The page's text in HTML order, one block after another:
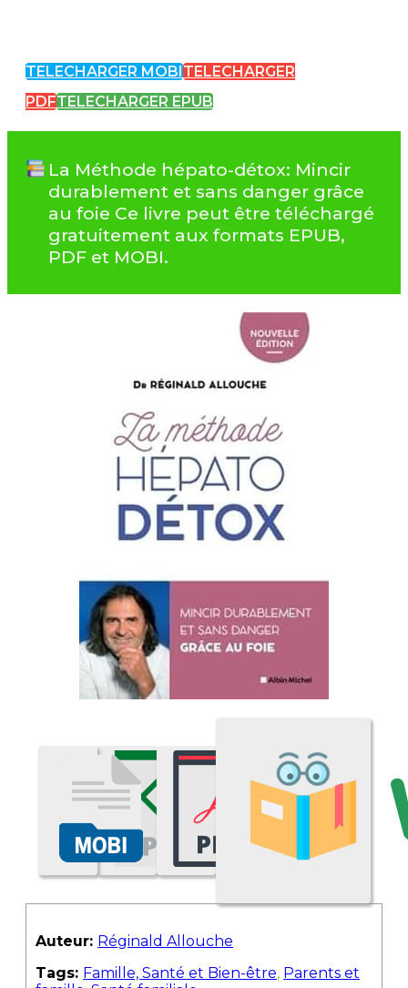
TELECHARGER MOBI TELECHARGER
PDFTELECHARGER EPUB
La Méthode hépato-détox: Mincir
durablement et sans danger grâce
au foie Ce livre peut être téléchargé
gratuitement aux formats EPUB,
PDF et MOBI.
Auteur: Réginald Allouche
Tags: Famille, Santé et Bien-être, Parents et